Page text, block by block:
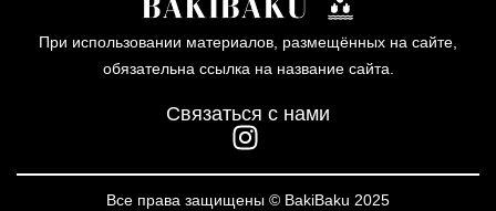
При использовании материалов, размещённых на сайте,
обязательна ссылка на название сайта.
Связаться с нами
Все права защищены © BakiBaku 2025